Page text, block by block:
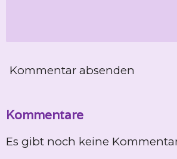
Kommentar absenden
Kommentare
Es gibt noch keine